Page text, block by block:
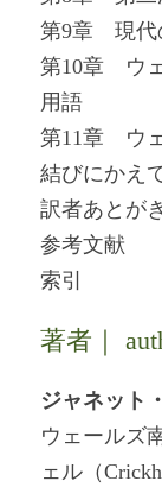
第9章 現代
第10章 ウ
用語
第11章 ウ
結びにかえ
訳者あとがき
参考文献
索引
著者｜
ジャネット
ウェールズ
ェル（